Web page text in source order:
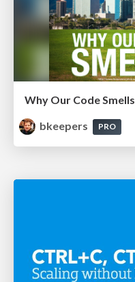
Why Our Code Smells
bkeepers
PRO